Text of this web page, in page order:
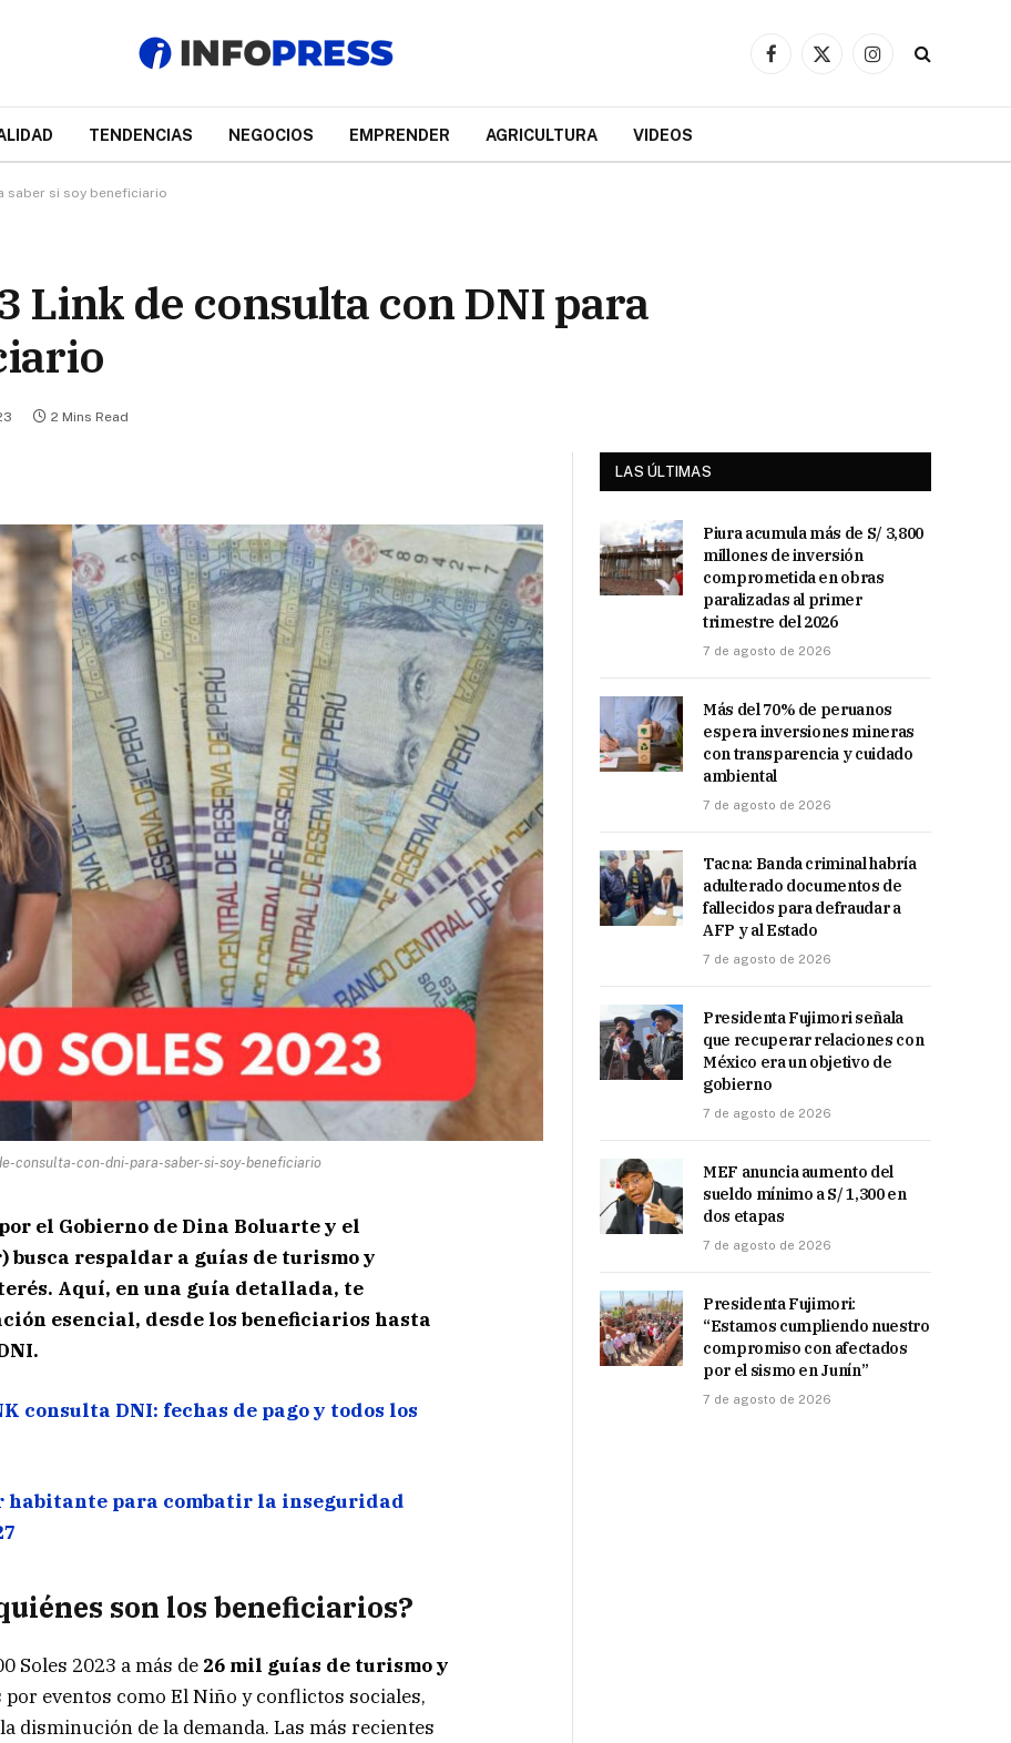
Facebook
X
Instagram
TENDENCIAS NEGOCIOS EMPRENDER AGRICULTURA VIDEOS
saber si soy beneficiario
Link de consulta con DNI para
2 Mins Read
consulta-con-dni-para-saber-si-soy-beneficiario
el Gobierno de Dina Boluarte y el
respaldar a guías de turismo y
Aquí, en una guía detallada, te
esencial, desde los beneficiarios hasta
consulta DNI: fechas de pago y todos los
habitante para combatir la inseguridad
son los beneficiarios?
Soles 2023 a más de 26 mil guías de turismo y
por eventos como El Niño y conflictos sociales,
disminución de la demanda. Las más recientes
LAS ÚLTIMAS
Piura acumula más de S/ 3,800
millones de inversión
comprometida en obras
paralizadas al primer
trimestre del 2026
7 de agosto de 2026
Más del 70% de peruanos
espera inversiones mineras
con transparencia y cuidado
ambiental
7 de agosto de 2026
Tacna: Banda criminal habría
adulterado documentos de
fallecidos para defraudar a
AFP y al Estado
7 de agosto de 2026
Presidenta Fujimori señala
que recuperar relaciones con
México era un objetivo de
gobierno
7 de agosto de 2026
MEF anuncia aumento del
sueldo mínimo a S/ 1,300 en
dos etapas
7 de agosto de 2026
Presidenta Fujimori:
“Estamos cumpliendo nuestro
compromiso con afectados
por el sismo en Junín”
7 de agosto de 2026